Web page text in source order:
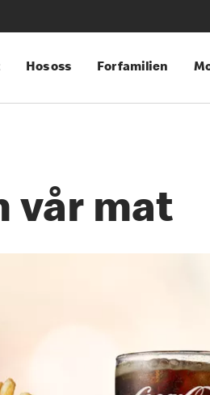
Hos oss For familien
vår mat